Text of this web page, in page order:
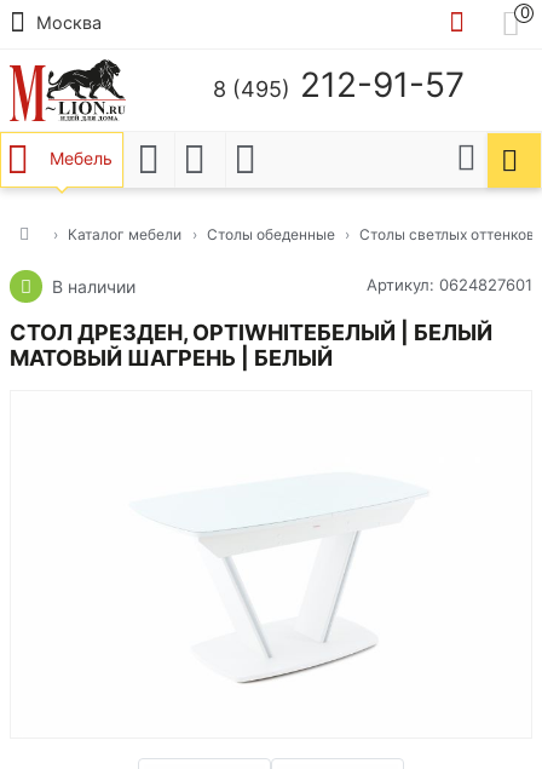
Москва
0
8 (495) 212-91-57
Мебель
Каталог мебели Столы обеденные Столы светлых оттенков
В наличии Артикул: 0624827601
СТОЛ ДРЕЗДЕН, OPTIWHITEБЕЛЫЙ | БЕЛЫЙ
МАТОВЫЙ ШАГРЕНЬ | БЕЛЫЙ